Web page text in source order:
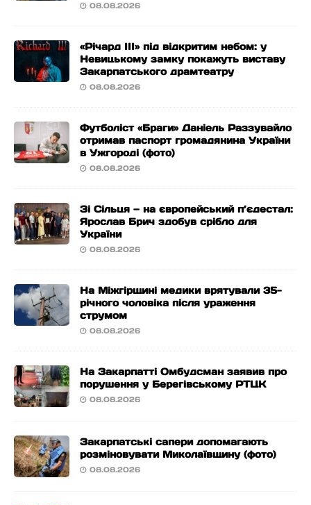
08.08.2026
«Річард ІІІ» під відкритим небом: у
Невицькому замку покажуть виставу
Закарпатського драмтеатру
08.08.2026
Футболіст «Браги» Даніель Раззувайло
отримав паспорт громадянина України
в Ужгороді (фото)
08.08.2026
Зі Сільця — на європейський п’єдестал:
Ярослав Брич здобув срібло для
України
08.08.2026
На Міжгірщині медики врятували 35-
річного чоловіка після ураження
струмом
08.08.2026
На Закарпатті Омбудсман заявив про
порушення у Берегівському РТЦК
08.08.2026
Закарпатські сапери допомагають
розміновувати Миколаївщину (фото)
08.08.2026